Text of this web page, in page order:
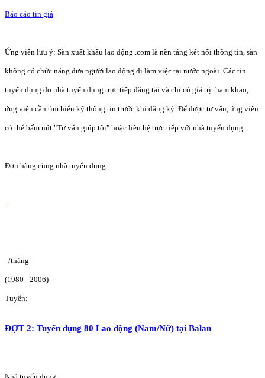
Báo cáo tin giả
Ứng viên lưu ý: Sàn xuất khẩu lao động .com là nền tảng kết nối thông tin, sàn
không có chức năng đưa người lao động đi làm việc tại nước ngoài. Các tin
tuyển dụng do nhà tuyển dụng trực tiếp đăng tải và chỉ có giá trị tham khảo,
ứng viên cần tìm hiểu kỹ thông tin trước khi đăng ký. Để được tư vấn, ứng viên
có thể bấm nút "Tư vấn giúp tôi" hoặc liên hệ trực tiếp với nhà tuyển dụng.
Đơn hàng cùng nhà tuyển dụng
/tháng
(1980 - 2006)
Tuyển:
ĐỢT 2: Tuyển dụng 80 Lao động (Nam/Nữ) tại Balan